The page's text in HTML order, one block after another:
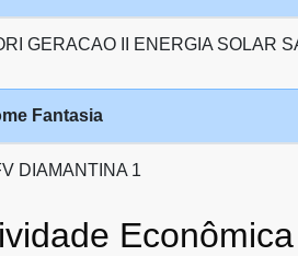
GERACAO II ENERGIA SOLAR
Fantasia
DIAMANTINA 1